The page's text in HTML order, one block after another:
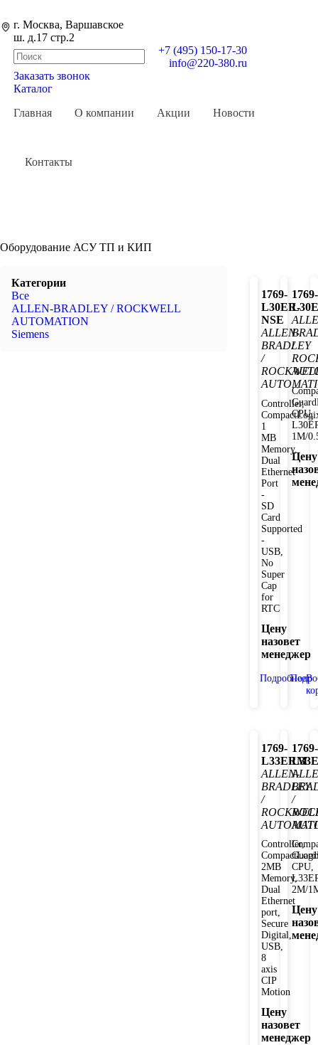
г. Москва, Варшавское
ш. д.17 стр.2
+7 (495) 150-17-30
info@220-380.ru
Заказать звонок
Каталог
Главная
О компании Акции Новости
Контакты
Оборудование АСУ ТП и КИП
Категории
Все
ALLEN-BRADLEY / ROCKWELL
AUTOMATION
Siemens
1769-
L30ER-
NSE
ALLEN-
BRADLEY
/
Controller,
1
MB
Memory,
Dual
Ethernet
Port
-
SD
Card
Supported
-
USB,
No
Super
Cap
for
RTC
Цену
назовет
менеджер
ПодробнееВ
1769-
/
CPU,
1M/
Цену
1769-
L33ERM
ALLEN-
BRADLEY
/
Controller,
2MB
Memory,
Dual
Ethernet
port,
Secure
Digital,
USB,
8
axis
CIP
Motion
Цену
назовет
менеджер
1769-
/
CPU,
2M/
Цену